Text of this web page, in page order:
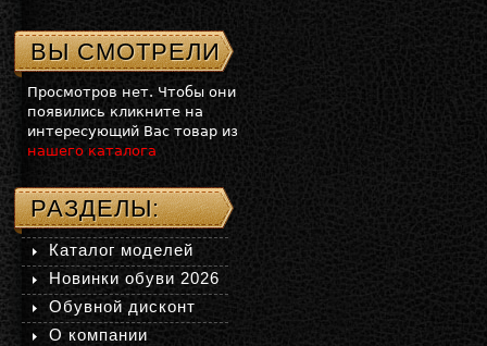
ВЫ СМОТРЕЛИ
Просмотров нет. Чтобы они
появились кликните на
интересующий Вас товар из
нашего каталога
РАЗДЕЛЫ:
Каталог моделей
Новинки обуви 2026
Обувной дисконт
О компании